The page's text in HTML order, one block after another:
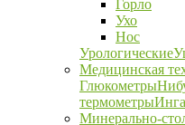
Горло
Ухо
Нос
Урологические
Медицинская
Глюкометры
термометры
Минерально-